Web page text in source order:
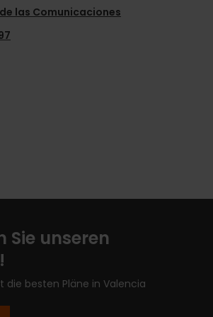
las Comunicaciones
Sie unseren
die besten Pläne in Valencia